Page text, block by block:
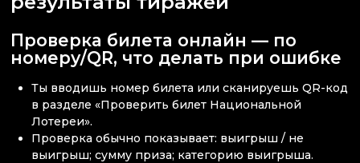
Проверка билета онлайн — по
номеру/QR, что делать при ошибке
Ты вводишь номер билета или сканируешь QR-код
в разделе «Проверить билет Национальной
Лотереи».
Проверка обычно показывает: выигрыш / не
выигрыш; сумму приза; категорию выигрыша.